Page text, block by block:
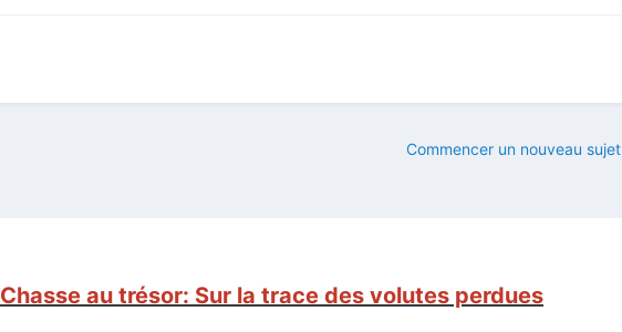
Commencer un nouveau sujet
Chasse au trésor: Sur la trace des volutes perdues